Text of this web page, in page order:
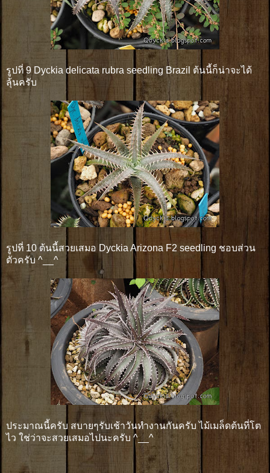
รูปที่ 9 Dyckia delicata rubra seedling Brazil ต้นนี้ก็น่าจะได้
ลุ้นครับ
รูปที่ 10 ต้นนี้สวยเสมอ Dyckia Arizona F2 seedling ชอบส่วน
ตัวครับ ^__^
ประมาณนี้ครับ สบายๆรับเช้าวันทำงานกันครับ ไม้เมล็ดต้นที่โต
ไว ใช่ว่าจะสวยเสมอไปนะครับ ^__^